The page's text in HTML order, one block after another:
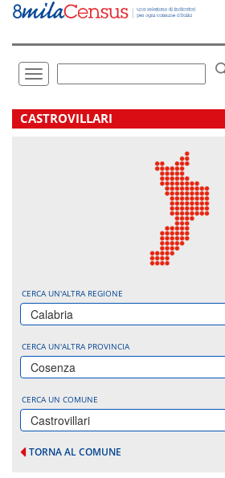
Vai
direttamente
Toggle
navigation
.
CASTROVILLARI
CERCA UN'ALTRA REGIONE
Calabria
CERCA UN'ALTRA PROVINCIA
Cosenza
CERCA UN COMUNE
Castrovillari
TORNA AL COMUNE